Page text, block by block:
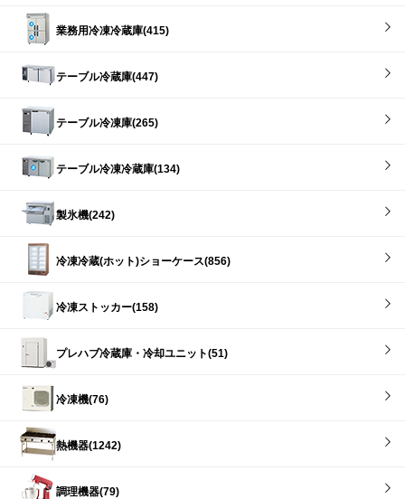
業務用冷凍冷蔵庫(415)
テーブル冷蔵庫(447)
テーブル冷凍庫(265)
テーブル冷凍冷蔵庫(134)
製氷機(242)
冷凍冷蔵(ホット)ショーケース(856)
冷凍ストッカー(158)
プレハブ冷蔵庫・冷却ユニット(51)
冷凍機(76)
熱機器(1242)
調理機器(79)